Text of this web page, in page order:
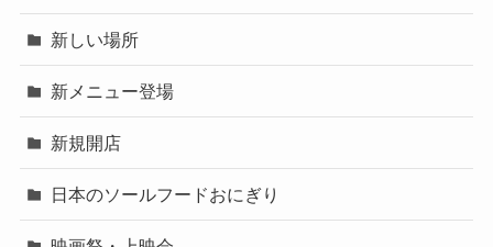
新しい場所
新メニュー登場
新規開店
日本のソールフードおにぎり